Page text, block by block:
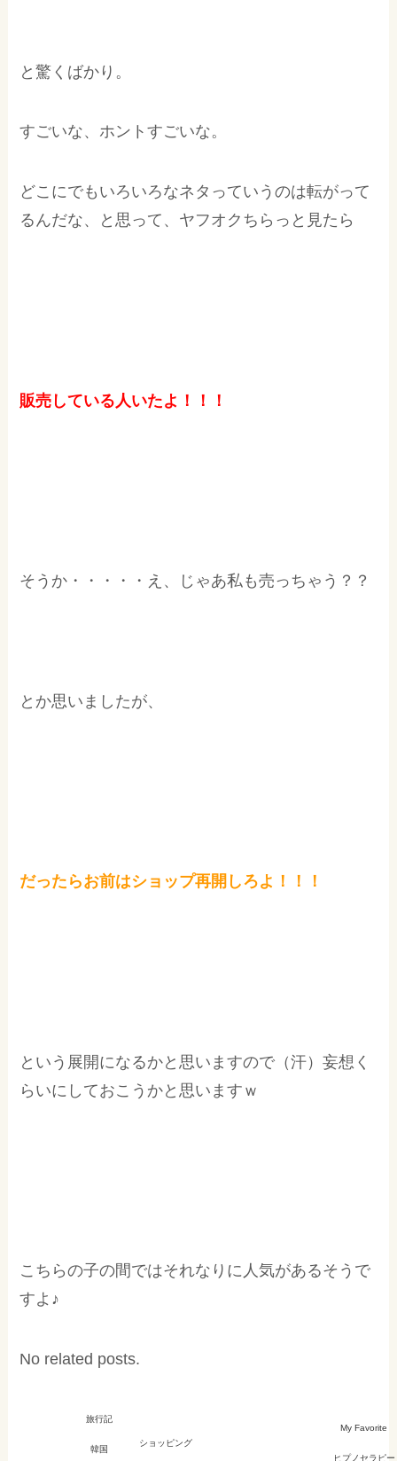
と驚くばかり。
すごいな、ホントすごいな。
どこにでもいろいろなネタっていうのは転がって
るんだな、と思って、ヤフオクちらっと見たら
販売している人いたよ！！！
そうか・・・・・え、じゃあ私も売っちゃう？？
とか思いましたが、
だったらお前はショップ再開しろよ！！！
という展開になるかと思いますので（汗）妄想く
らいにしておこうかと思いますｗ
こちらの子の間ではそれなりに人気があるそうで
すよ♪
No related posts.
旅行記
韓国
ショッピング
My Favorite
ヒプノセラピー